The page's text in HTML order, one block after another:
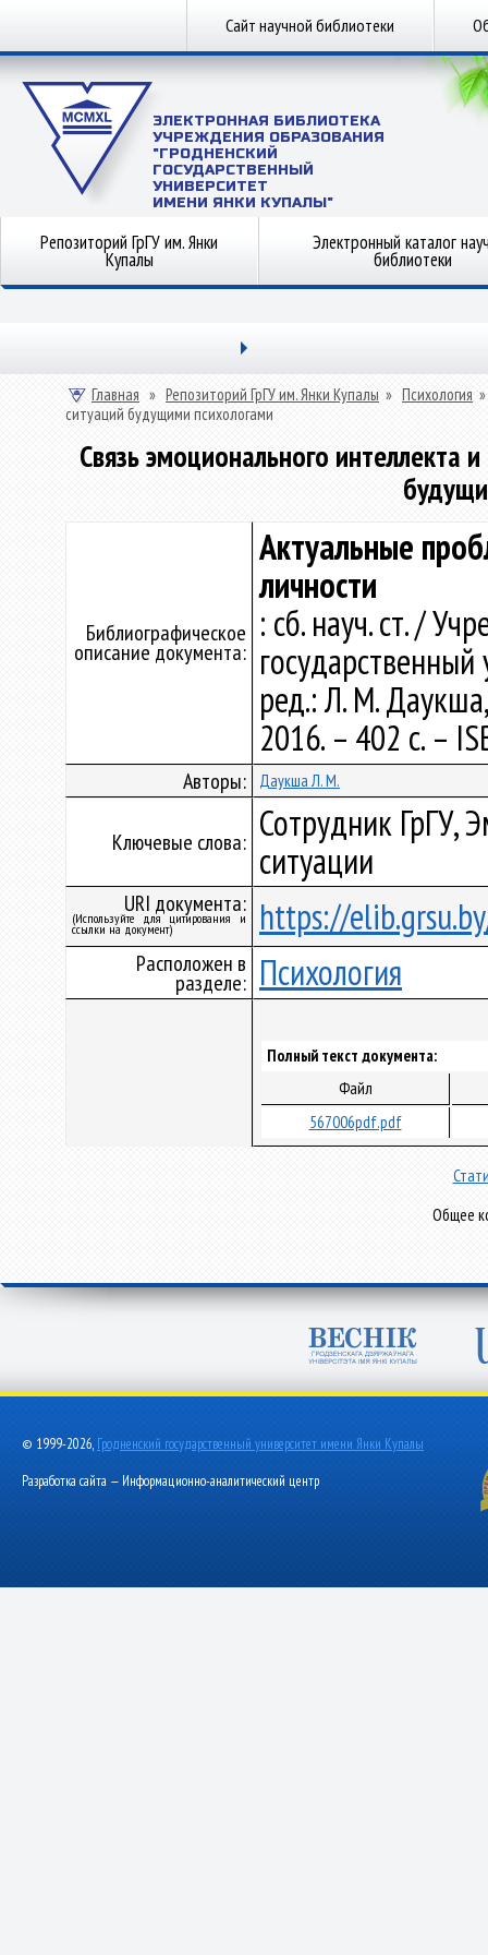
Сайт научной библиотеки
ЭЛЕКТРОННАЯ БИБЛИОТЕКА
УЧРЕЖДЕНИЯ ОБРАЗОВАНИЯ
"ГРОДНЕНСКИЙ
ГОСУДАРСТВЕННЫЙ
УНИВЕРСИТЕТ
ИМЕНИ ЯНКИ КУПАЛЫ"
Репозиторий ГрГУ им. Янки
Купалы
Электронный каталог
библиотеки
Главная » Репозиторий ГрГУ им. Янки Купалы » Психология »
ситуаций будущими психологами
Связь эмоционального интеллекта
Библиографическое
описание документа:
Актуальные
личности
: сб. науч. ст. /
ред.: Л. М.
2016. – 402 с. –
Авторы: Даукша Л. М.
Ключевые слова: Сотрудник ГрГУ,
ситуации
URI документа:
(Используйте для цитирования и
ссылки на документ) https://
Расположен в
разделе: Психология
Полный текст документа:
Файл
567006pdf.pdf
Общее
© 1999-2026, Гродненский государственный университет имени Янки Купалы
Разработка сайта — Информационно-аналитический центр